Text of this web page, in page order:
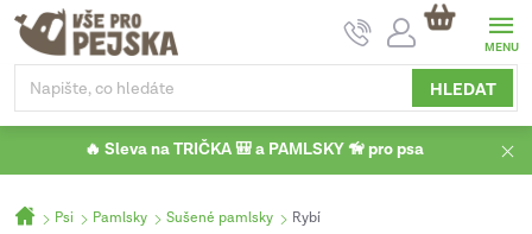
Přejít
obsah
HLEDAT
NÁKUPNÍ
KOŠÍK
🔥 Sleva na TRIČKA 🎒 a PAMLSKY 🦮 pro psa
Domů
Psi Pamlsky Sušené pamlsky Rybí